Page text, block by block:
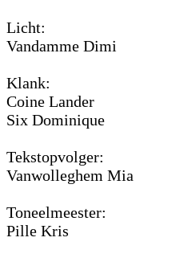
Licht:
Vandamme Dimi
Klank:
Coine Lander
Six Dominique
Tekstopvolger:
Vanwolleghem Mia
Toneelmeester:
Pille Kris